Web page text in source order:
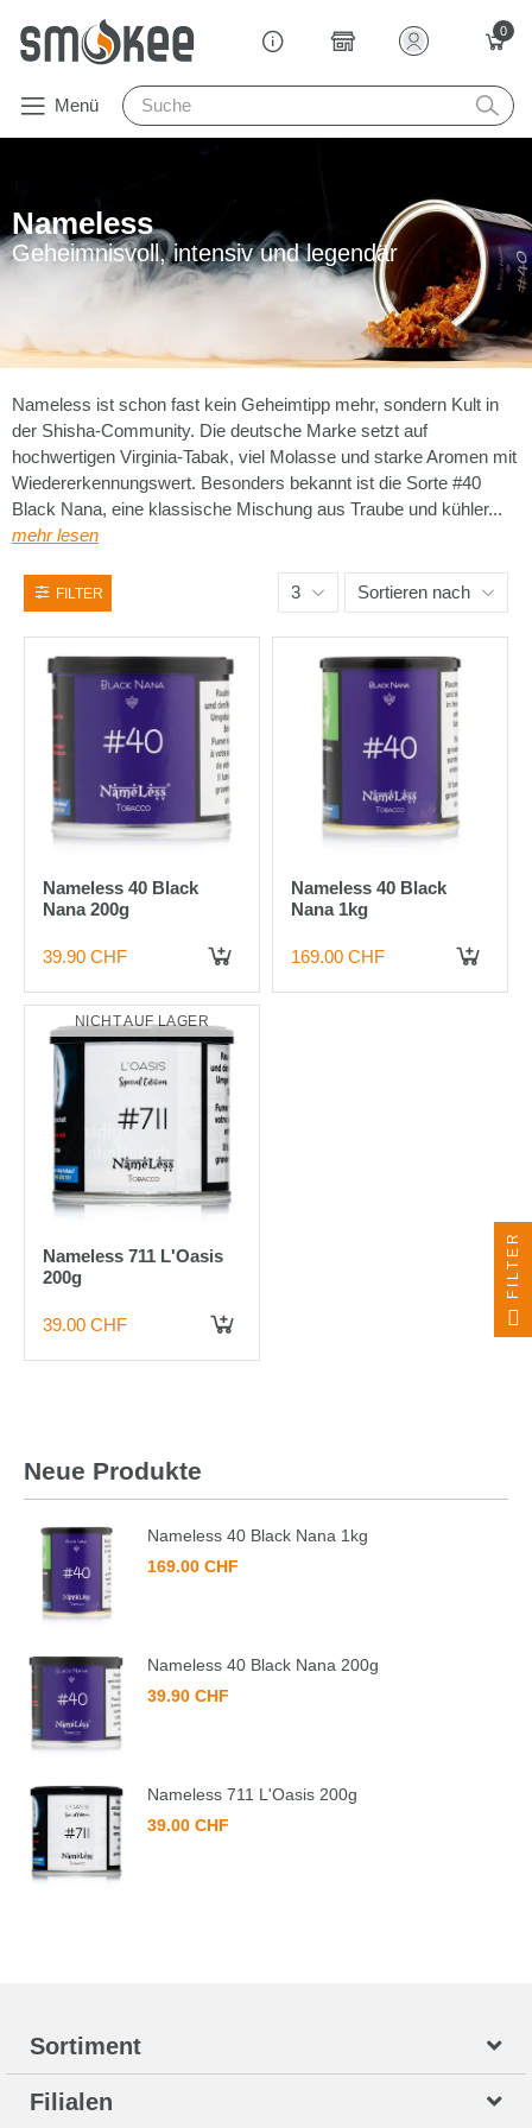
0
Menü
Nameless
Geheimnisvoll, intensiv und legendär
Nameless ist schon fast kein Geheimtipp mehr, sondern Kult in
der Shisha-Community. Die deutsche Marke setzt auf
hochwertigen Virginia-Tabak, viel Molasse und starke Aromen mit
Wiedererkennungswert. Besonders bekannt ist die Sorte #40
Black Nana, eine klassische Mischung aus Traube und kühler...
mehr lesen
FILTER 3 Sortieren nach
Nameless 40 Black
Nana 200g
39.90 CHF
Nameless 40 Black
Nana 1kg
169.00 CHF
NICHT AUF LAGER
Nameless 711 L'Oasis
200g
39.00 CHF
Neue Produkte
Nameless 40 Black Nana 1kg
169.00 CHF
Nameless 40 Black Nana 200g
39.90 CHF
Nameless 711 L'Oasis 200g
39.00 CHF
Sortiment
Filialen
FILTER